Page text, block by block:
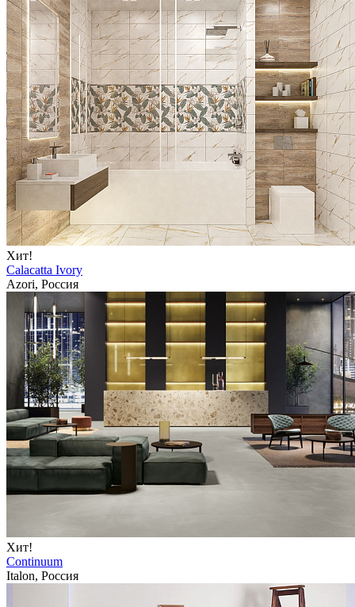
Хит!
Calacatta Ivory
Azori, Россия
Хит!
Continuum
Italon, Россия